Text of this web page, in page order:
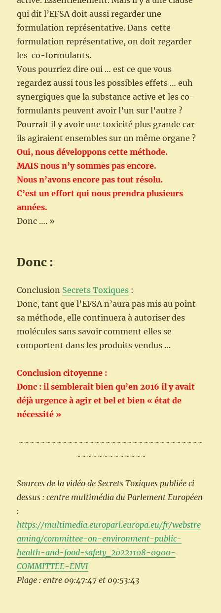
qui dit l’EFSA doit aussi regarder une
formulation représentative. Dans cette
formulation représentative, on doit regarder
les co-formulants.
Vous pourriez dire oui … est ce que vous
regardez aussi tous les possibles effets … euh
synergiques que la substance active et les co-
formulants peuvent avoir l’un sur l’autre ?
Pourrait il y avoir une toxicité plus grande car
ils agiraient ensembles sur un même organe ?
Oui, nous développons cette méthode.
MAIS nous n’y sommes pas encore.
Nous n’avons encore pas tout résolu.
C’est un effort qui nous prendra plusieurs
années.
Donc …. »
Donc :
Conclusion Secrets Toxiques :
Donc, tant que l’EFSA n’aura pas mis au point
sa méthode, elle continuera à autoriser des
molécules sans savoir comment elles se
comportent dans les produits vendus …
Conclusion citoyenne :
Donc : il semblerait bien qu’en 2016 il y avait
déjà urgence à agir et bel et bien « état de
nécessité »
~~~~~~~~~~~~~~~~~~~~~~~~~~~~~~~~~~
~~~~~~~~~~~~~
Sources de la vidéo de Secrets Toxiques publiée ci
dessus : centre multimédia du Parlement Européen
:
https://multimedia.europarl.europa.eu/fr/webstre
aming/committee-on-environment-public-
health-and-food-safety_20221108-0900-
COMMITTEE-ENVI
Plage : entre 09:47:47 et 09:53:43